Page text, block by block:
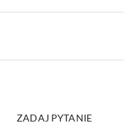
ZADAJ PYTANIE